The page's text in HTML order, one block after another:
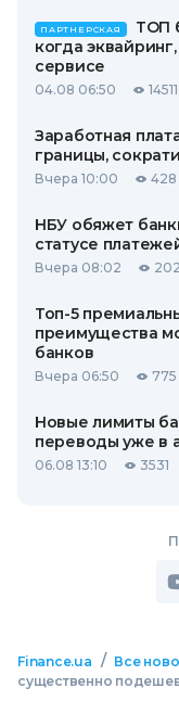
ПАРТНЕРСКАЯ
ТОП
когда
сервисе
04.08 06:50 14511
Заработная
границы,
Вчера 10:00 428
НБУ обяжет
статусе
Вчера 08:02
Топ-5
преимущества
банков
Вчера 06:50 775
Новые лимиты
переводы уже в
06.08 13:10 3531
Finance.ua / Все
существенно